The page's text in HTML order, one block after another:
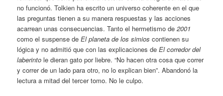
no funcionó. Tolkien ha escrito un universo coherente en el que
las preguntas tienen a su manera respuestas y las acciones
acarrean unas consecuencias. Tanto el hermetismo de2001
como el suspense deEl planeta de los simios contienen su
lógica y no admitió que con las explicaciones deEl corredor del
laberinto le dieran gato por liebre. “No hacen otra cosa que correr
y correr de un lado para otro, no lo explican bien”. Abandonó la
lectura a mitad del tercer tomo. No le culpo.